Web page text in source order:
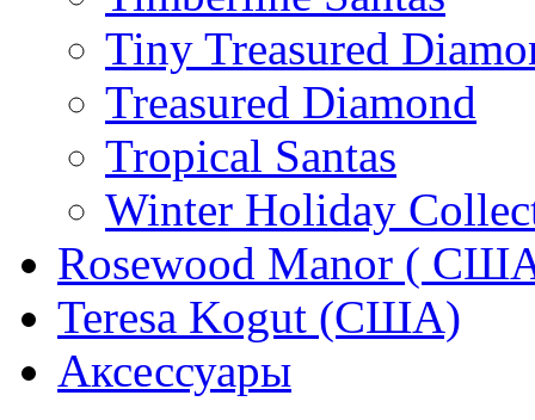
Tiny Treasured
Treasured Diamond
Tropical Santas
Winter Holiday
Rosewood Manor (
Teresa Kogut (США)
Аксессуары